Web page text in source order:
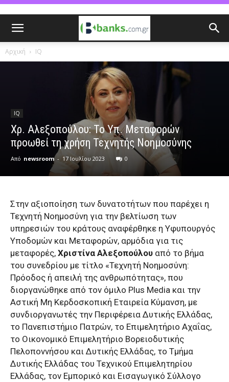
Αρχική IQ
IQ
Χρ. Αλεξοπούλου: Το Yπ. Μεταφορών
προωθεί τη χρήση Τεχνητής Νοημοσύνης
Από newsroom - 17 Ιουλίου 2023 0
Στην αξιοποίηση των δυνατοτήτων που παρέχει η
Τεχνητή Νοημοσύνη για την βελτίωση των
υπηρεσιών του κράτους αναφέρθηκε η Υφυπουργός
Υποδομών και Μεταφορών, αρμόδια για τις
μεταφορές, Χριστίνα Αλεξοπούλου από το βήμα
του συνεδρίου με τίτλο «Τεχνητή Νοημοσύνη:
Πρόοδος ή απειλή της ανθρωπότητας», που
διοργανώθηκε από τον όμιλο Plus Media και την
Αστική Μη Κερδοσκοπική Εταιρεία Κύμανση, με
συνδιοργανωτές την Περιφέρεια Δυτικής Ελλάδας,
το Πανεπιστήμιο Πατρών, το Επιμελητήριο Αχαΐας,
το Οικονομικό Επιμελητήριο Βορειοδυτικής
Πελοποννήσου και Δυτικής Ελλάδας, το Τμήμα
Δυτικής Ελλάδας του Τεχνικού Επιμελητηρίου
Ελλάδας, τον Εμπορικό και Εισαγωγικό Σύλλογο